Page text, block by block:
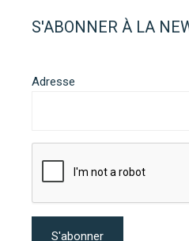
S'ABONNER À LA